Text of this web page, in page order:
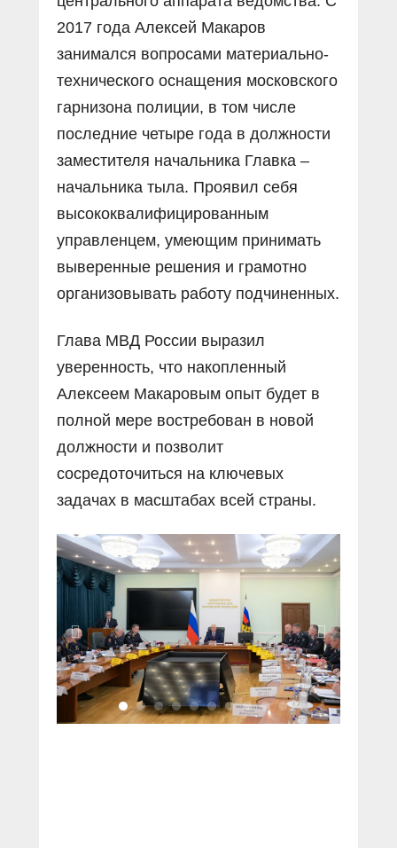
2017 года Алексей Макаров
занимался вопросами материально-
технического оснащения московского
гарнизона полиции, в том числе
последние четыре года в должности
заместителя начальника Главка –
начальника тыла. Проявил себя
высококвалифицированным
управленцем, умеющим принимать
выверенные решения и грамотно
организовывать работу подчиненных.
Глава МВД России выразил
уверенность, что накопленный
Алексеем Макаровым опыт будет в
полной мере востребован в новой
должности и позволит
сосредоточиться на ключевых
задачах в масштабах всей страны.